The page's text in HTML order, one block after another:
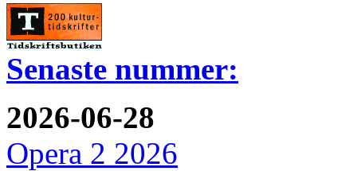
Senaste nummer:
2026-06-28
Opera 2 2026